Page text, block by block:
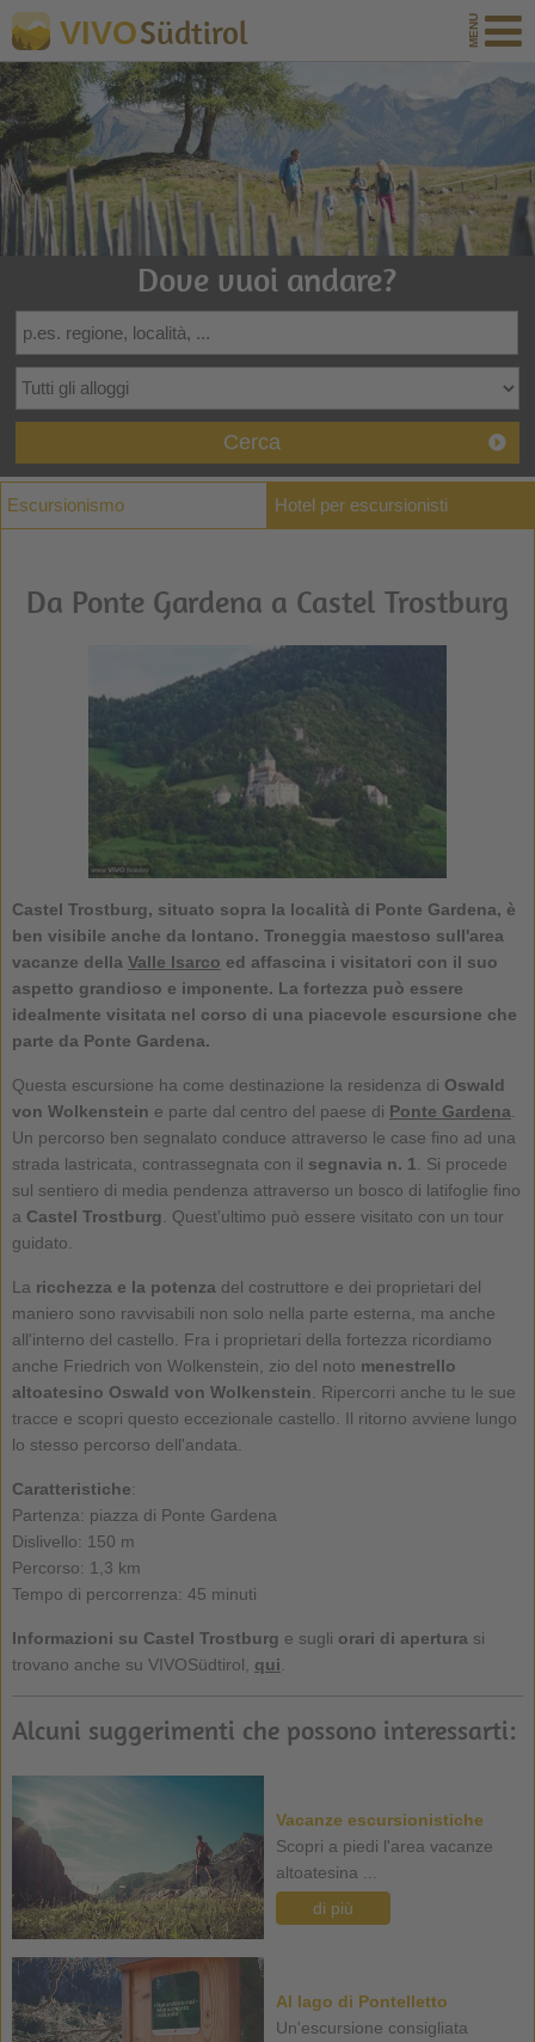
VIVOSüdtirol
Dove vuoi andare?
Cerca
Escursionismo Hotel per escursionisti
Da Ponte Gardena a Castel Trostburg
Castel Trostburg, situato sopra la località di Ponte Gardena, è
ben visibile anche da lontano. Troneggia maestoso sull'area
vacanze della Valle Isarco ed affascina i visitatori con il suo
aspetto grandioso e imponente. La fortezza può essere
idealmente visitata nel corso di una piacevole escursione che
parte da Ponte Gardena.
Questa escursione ha come destinazione la residenza di Oswald
von Wolkenstein e parte dal centro del paese di Ponte Gardena
Un percorso ben segnalato conduce attraverso le case fino ad una
strada lastricata, contrassegnata con il segnavia n. 1
. Si procede
sul sentiero di media pendenza attraverso un bosco di latifoglie fino
a Castel Trostburg . Quest'ultimo può essere visitato con un tour
guidato.
La ricchezza e la potenza del costruttore e dei proprietari del
maniero sono ravvisabili non solo nella parte esterna, ma anche
all'interno del castello. Fra i proprietari della fortezza ricordiamo
anche Friedrich von Wolkenstein, zio del noto menestrello
altoatesino Oswald von Wolkenstein . Ripercorri anche tu le sue
tracce e scopri questo eccezionale castello. Il ritorno avviene lungo
lo stesso percorso dell'andata.
Caratteristiche:
Partenza: piazza di Ponte Gardena
Dislivello: 150 m
Percorso: 1,3 km
Tempo di percorrenza: 45 minuti
Informazioni su Castel Trostburg e sugli orari di apertura si
trovano anche su VIVOSüdtirol, qui
Alcuni suggerimenti che possono interessarti:
Vacanze escursionistiche
Scopri a piedi l'area vacanze
altoatesina ...
di più
Al lago di Pontelletto
Un'escursione consigliata